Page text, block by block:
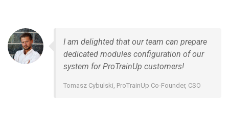
I am delighted that our team can prepare
dedicated modules configuration of our
system for ProTrainUp customers!
Tomasz Cybulski, ProTrainUp Co-Founder, CSO